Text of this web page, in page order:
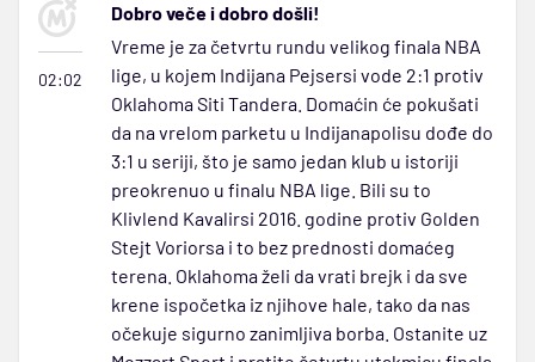
02:02
Dobro veče i dobro došli!
Vreme je za četvrtu rundu velikog finala NBA
lige, u kojem Indijana Pejsersi vode 2:1 protiv
Oklahoma Siti Tandera. Domaćin će pokušati
da na vrelom parketu u Indijanapolisu dođe do
3:1 u seriji, što je samo jedan klub u istoriji
preokrenuo u finalu NBA lige. Bili su to
Klivlend Kavalirsi 2016. godine protiv Golden
Stejt Voriorsa i to bez prednosti domaćeg
terena. Oklahoma želi da vrati brejk i da sve
krene ispočetka iz njihove hale, tako da nas
očekuje sigurno zanimljiva borba. Ostanite uz